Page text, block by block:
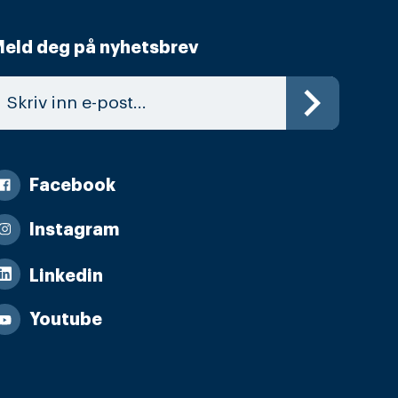
deg på nyhetsbrev
Facebook
Instagram
Linkedin
Youtube